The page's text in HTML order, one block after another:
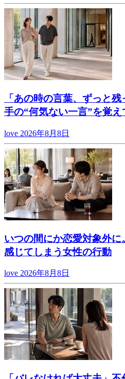
「あの時の言葉、ずっと
手の“何気ない一言”を覚え
love 2026年8月8日
いつの間にか恋愛対象外に
感じてしまう女性の行動
love 2026年8月8日